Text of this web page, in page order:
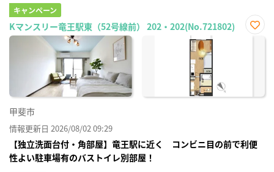
キャンペーン
Kマンスリー竜王駅東（52号線前） 202・202(No.721802)
お気
甲斐市
情報更新日 2026/08/02 09:29
【独立洗面台付・角部屋】竜王駅に近く コンビニ目の前で利便
性よい駐車場有のバストイレ別部屋！